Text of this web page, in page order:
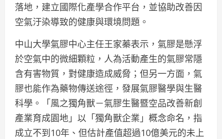
落地，建立國際化產學合作平台，並協助改善因
空氣汙染導致的健康與環境問題。
中山大學氣膠中心主任王家蓁表示，氣膠是懸浮
於空氣中的微細顆粒，人為活動產生的氣膠常隱
含有害物質，對健康造成威脅；但另一方面，氣
膠也能作為藥物傳送途徑，發展氣膠醫學與生醫
科學。「風之獨角獸－氣膠生醫暨空品改善新創
產業育成園地」以「獨角獸企業」概念命名，指
成立不到10年、但估計產值超過10億美元的未上